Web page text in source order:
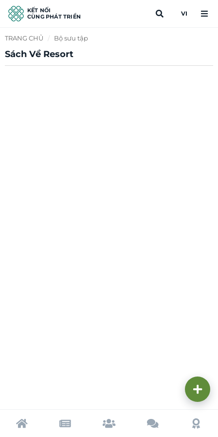
KẾT NỐI
CÙNG PHÁT TRIỂN
VI
TRANG CHỦ / Bộ sưu tập
Sách Về Resort
Trang chủ Tạp chí Cộng đồng Cố vấn Dấu